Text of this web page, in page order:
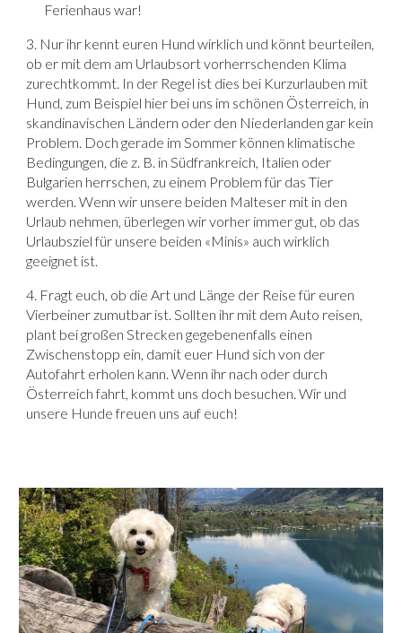
Ferienhaus war!
3. Nur ihr kennt euren Hund wirklich und könnt beurteilen,
ob er mit dem am Urlaubsort vorherrschenden Klima
zurechtkommt. In der Regel ist dies bei Kurzurlauben mit
Hund, zum Beispiel hier bei uns im schönen Österreich, in
skandinavischen Ländern oder den Niederlanden gar kein
Problem. Doch gerade im Sommer können klimatische
Bedingungen, die z. B. in Südfrankreich, Italien oder
Bulgarien herrschen, zu einem Problem für das Tier
werden. Wenn wir unsere beiden Malteser mit in den
Urlaub nehmen, überlegen wir vorher immer gut, ob das
Urlaubsziel für unsere beiden «Minis» auch wirklich
geeignet ist.
4. Fragt euch, ob die Art und Länge der Reise für euren
Vierbeiner zumutbar ist. Sollten ihr mit dem Auto reisen,
plant bei großen Strecken gegebenenfalls einen
Zwischenstopp ein, damit euer Hund sich von der
Autofahrt erholen kann. Wenn ihr nach oder durch
Österreich fahrt, kommt uns doch besuchen. Wir und
unsere Hunde freuen uns auf euch!